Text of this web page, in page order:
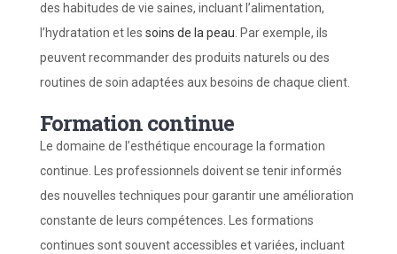
des habitudes de vie saines, incluant l’alimentation,
l’hydratation et les soins de la peau . Par exemple, ils
peuvent recommander des produits naturels ou des
routines de soin adaptées aux besoins de chaque client.
Formation continue
Le domaine de l’esthétique encourage la formation
continue. Les professionnels doivent se tenir informés
des nouvelles techniques pour garantir une amélioration
constante de leurs compétences. Les formations
continues sont souvent accessibles et variées, incluant